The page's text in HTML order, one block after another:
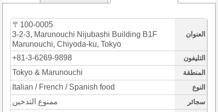
العنوان
〒100-0005
3-2-3, Marunouchi Nijubashi Building B1F
Marunouchi, Chiyoda-ku, Tokyo
التليفون +81-3-6269-9898
المنطقة Tokyo & Marunouchi
النوع Italian / French / Spanish food
سجائر ممنوع التدخين